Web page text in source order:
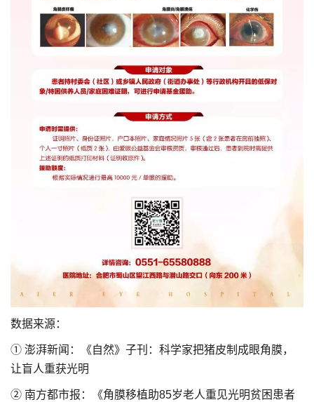
数据来源：
① 澎湃新闻：《自然》子刊：科学家把猪皮制成眼角膜，
让盲人重获光明
② 南方都市报：《角膜移植助85岁老人重见光明贫困患者